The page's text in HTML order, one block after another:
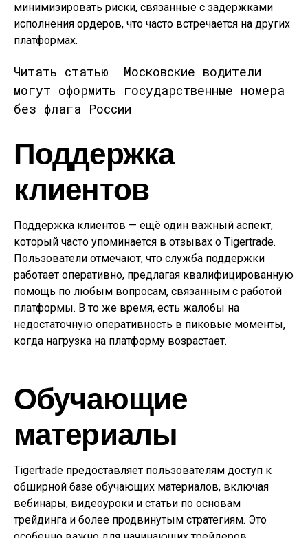
минимизировать риски, связанные с задержками
исполнения ордеров, что часто встречается на других
платформах.
Читать статью
Московские водители
могут оформить государственные номера
без флага России
Поддержка
клиентов
Поддержка клиентов — ещё один важный аспект,
который часто упоминается в отзывах о Tigertrade.
Пользователи отмечают, что служба поддержки
работает оперативно, предлагая квалифицированную
помощь по любым вопросам, связанным с работой
платформы. В то же время, есть жалобы на
недостаточную оперативность в пиковые моменты,
когда нагрузка на платформу возрастает.
Обучающие
материалы
Tigertrade предоставляет пользователям доступ к
обширной базе обучающих материалов, включая
вебинары, видеоуроки и статьи по основам
трейдинга и более продвинутым стратегиям. Это